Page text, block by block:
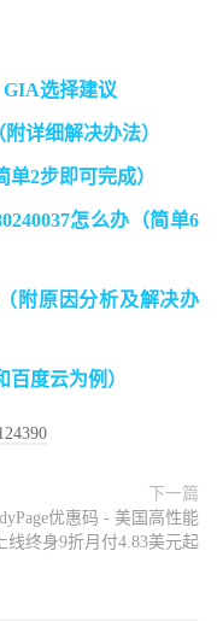
选择建议
详细解决办法）
2步即可完成）
怎么办（简单6
附原因分析及解决办
度云为例）
下一篇
优惠码 - 美国高性能
线终身9折月付4.83美元起